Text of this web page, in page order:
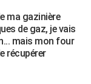
ma gazinière
de gaz, je vais
mais mon four
récupérer